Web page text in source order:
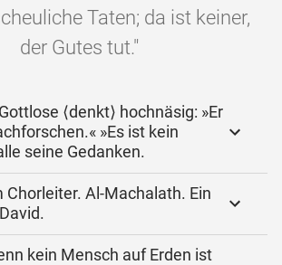
Taten; da ist keiner,
der Gutes tut."
⟨denkt⟩ hochnäsig: »Er
»Es ist kein
seine Gedanken.
Chorleiter. Al-Machalath. Ein
kein Mensch auf Erden ist